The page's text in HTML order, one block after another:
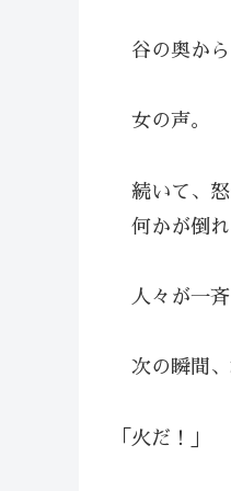
谷の奥から
女の声。
続いて、怒
何かが倒れ
人々が一斉
次の瞬間、
「火だ！」